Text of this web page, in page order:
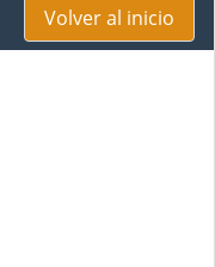
Volver al inicio